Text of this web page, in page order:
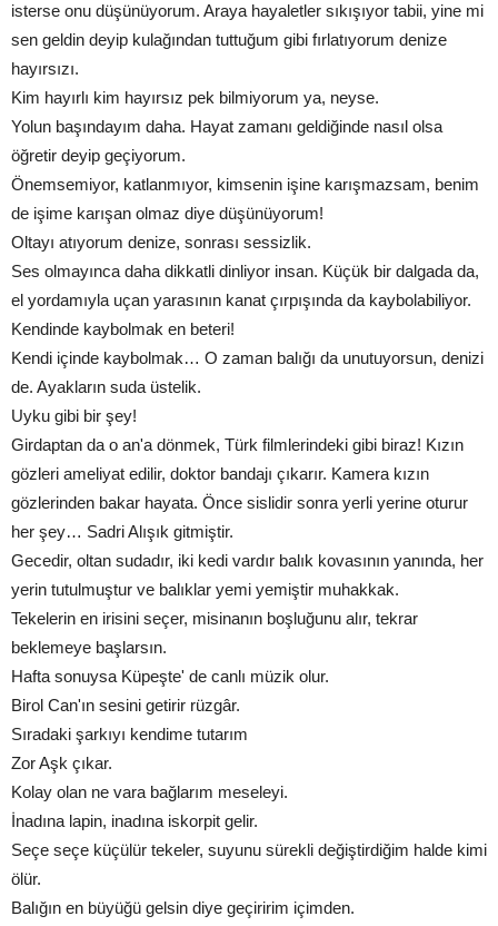
isterse onu düşünüyorum. Araya hayaletler sıkışıyor tabii, yine mi
sen geldin deyip kulağından tuttuğum gibi fırlatıyorum denize
hayırsızı.
Kim hayırlı kim hayırsız pek bilmiyorum ya, neyse.
Yolun başındayım daha. Hayat zamanı geldiğinde nasıl olsa
öğretir deyip geçiyorum.
Önemsemiyor, katlanmıyor, kimsenin işine karışmazsam, benim
de işime karışan olmaz diye düşünüyorum!
Oltayı atıyorum denize, sonrası sessizlik.
Ses olmayınca daha dikkatli dinliyor insan. Küçük bir dalgada da,
el yordamıyla uçan yarasının kanat çırpışında da kaybolabiliyor.
Kendinde kaybolmak en beteri!
Kendi içinde kaybolmak… O zaman balığı da unutuyorsun, denizi
de. Ayakların suda üstelik.
Uyku gibi bir şey!
Girdaptan da o an'a dönmek, Türk filmlerindeki gibi biraz! Kızın
gözleri ameliyat edilir, doktor bandajı çıkarır. Kamera kızın
gözlerinden bakar hayata. Önce sislidir sonra yerli yerine oturur
her şey… Sadri Alışık gitmiştir.
Gecedir, oltan sudadır, iki kedi vardır balık kovasının yanında, her
yerin tutulmuştur ve balıklar yemi yemiştir muhakkak.
Tekelerin en irisini seçer, misinanın boşluğunu alır, tekrar
beklemeye başlarsın.
Hafta sonuysa Küpeşte' de canlı müzik olur.
Birol Can'ın sesini getirir rüzgâr.
Sıradaki şarkıyı kendime tutarım
Zor Aşk çıkar.
Kolay olan ne vara bağlarım meseleyi.
İnadına lapin, inadına iskorpit gelir.
Seçe seçe küçülür tekeler, suyunu sürekli değiştirdiğim halde kimi
ölür.
Balığın en büyüğü gelsin diye geçiririm içimden.